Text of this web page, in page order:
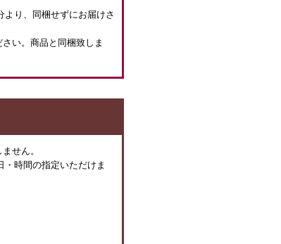
より、同梱せずにお届けさ
い。商品と同梱致しま
せん。
時間の指定いただけま